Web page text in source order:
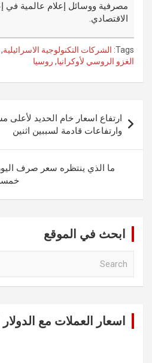
مصرفية ووسائل إعلام عالمية في
الاقتصادي.
Tags: الشركات التكنولوجية الاسرائيلية,
الغزو الروسي لأوكرانيا, روسيا
المقالات
ارتفاع اسعار خام الحديد
وارتفاعات قادمة لسببين اثنين
ما الذي ينتظره سعر صرف
ابحث في الموقع
اسعار العملات مع